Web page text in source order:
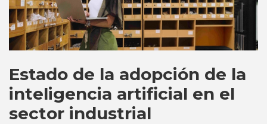
Estado de la adopción de la
inteligencia artificial en el
sector industrial